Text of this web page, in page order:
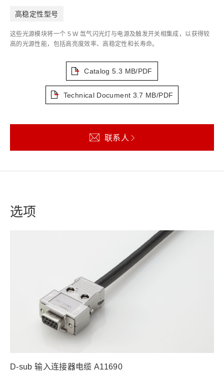
高稳定性型号
这些光源模块将一个 5 W 氙气闪光灯与电源及触发开关相集成，以获得较
高的光源性能，包括高亮度效率、高稳定性和长寿命。
Catalog 5.3 MB/PDF
Technical Document 3.7 MB/PDF
联系人
选项
D-sub 输入连接器电缆 A11690